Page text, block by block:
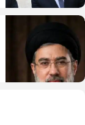
צבא וביטחון